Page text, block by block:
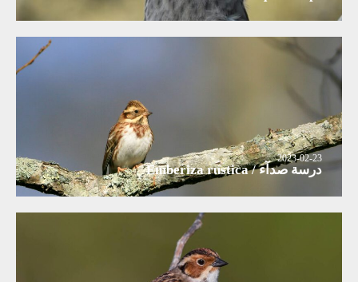
2023-02-23
درسة صدآء / Emberiza rustica